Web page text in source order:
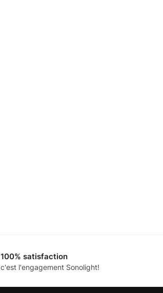
100% satisfaction
c'est l'engagement Sonolight!